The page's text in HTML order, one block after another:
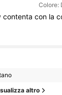
Colore:
contentacon la
altro